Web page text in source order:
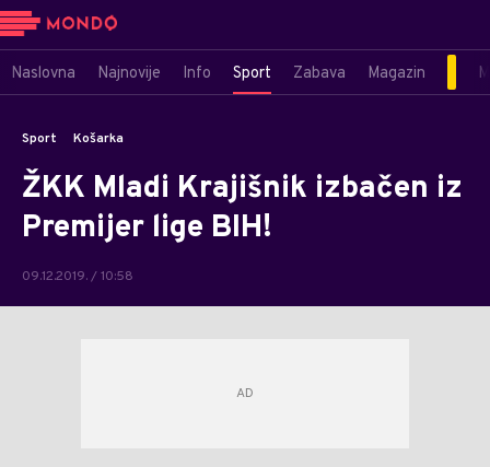
Naslovna Najnovije Info Sport Zabava Magazin
Sport Košarka
ŽKK Mladi Krajišnik izbačen iz
Premijer lige BIH!
09.12.2019. / 10:58